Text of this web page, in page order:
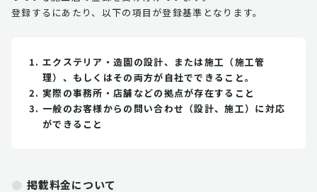
登録するにあたり、以下の項目が登録基準となります。
エクステリア・造園の設計、または施工（施工管
理）、もしくはその両方が自社でできること。
実際の事務所・店舗などの拠点が存在すること
一般のお客様からの問い合わせ（設計、施工）に対応
ができること
掲載料金について